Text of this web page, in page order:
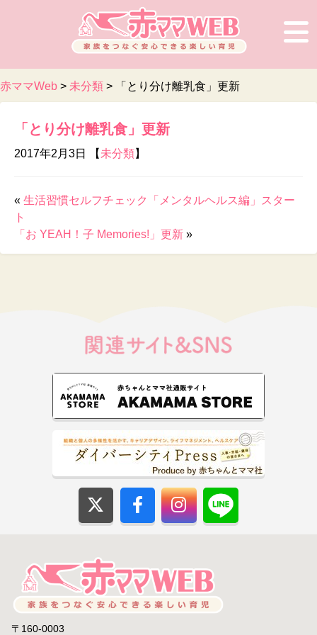
赤ママWeb > 未分類 > 「とり分け離乳食」更新
「とり分け離乳食」更新
2017年2月3日 【 未分類】
« 生活習慣セルフチェック「メンタルヘルス編」スター
ト
「お YEAH！子 Memories!」更新 »
〒160-0003